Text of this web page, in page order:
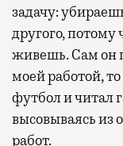
задачу:
другого, потому
живешь. Сам он
моей работой,
футбол и читал
высовываясь из
работ.